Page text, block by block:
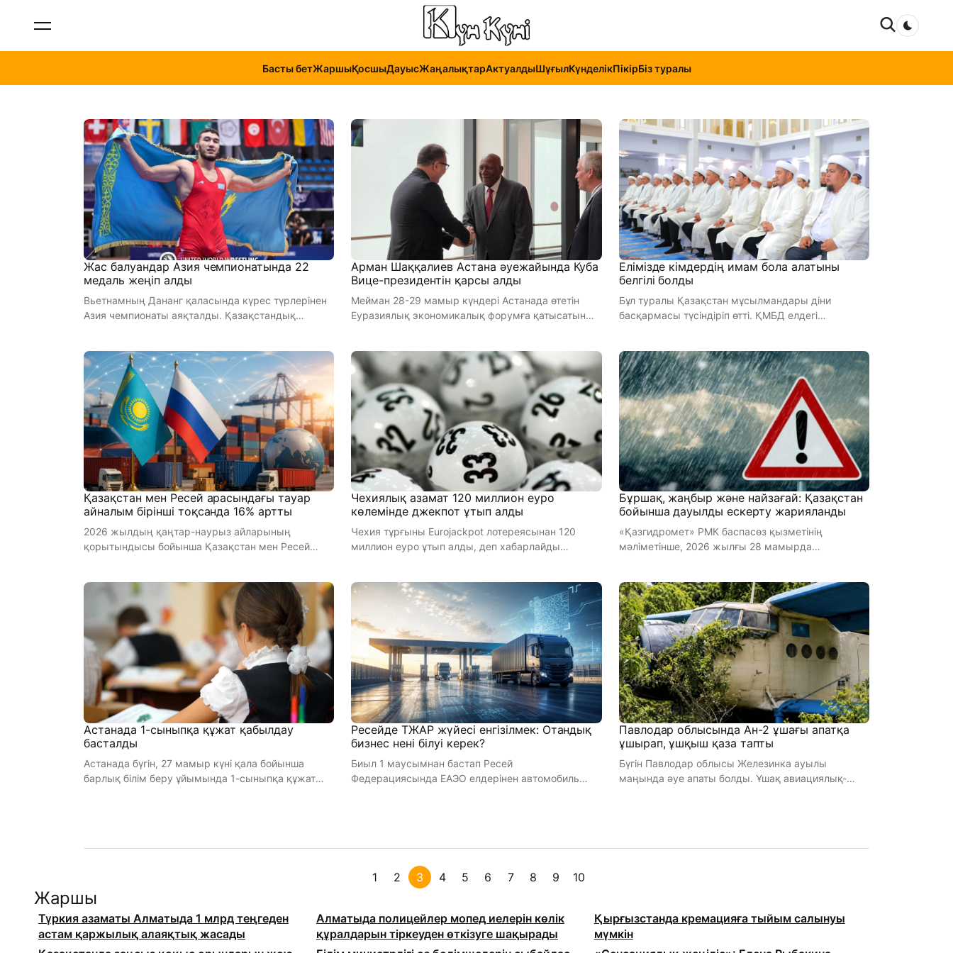
Dark
Басты бетЖаршыҚосшыДауысЖаңалықтарАктуалдыШұғылКүнделікПікірБіз туралы
Жас балуандар Азия чемпионатында 22
медаль жеңіп алды
Вьетнамның Дананг қаласында күрес түрлерінен
Азия чемпионаты аяқталды. Қазақстандық
Арман Шаққалиев Астана әуежайында Куба
Вице-президентін қарсы алды
Мейман 28-29 мамыр күндері Астанада өтетін
Еуразиялық экономикалық форумға қатысатын
Елімізде кімдердің имам бола алатыны
белгілі болды
Бұл туралы Қазақстан мұсылмандары діни
басқармасы түсіндіріп өтті. ҚМБД елдегі
Қазақстан мен Ресей арасындағы тауар
айналым бірінші тоқсанда 16% артты
2026 жылдың қаңтар-наурыз айларының
қорытындысы бойынша Қазақстан мен Ресей
Чехиялық азамат 120 миллион еуро
көлемінде джекпот ұтып алды
Чехия тұрғыны Eurojackpot лотереясынан 120
миллион еуро ұтып алды, деп хабарлайды
Бұршақ, жаңбыр және найзағай: Қазақстан
бойынша дауылды ескерту жарияланды
«Қазгидромет» РМК баспасөз қызметінің
мәліметінше, 2026 жылғы 28 мамырда
Астанада 1-сыныпқа құжат қабылдау
басталды
Астанада бүгін, 27 мамыр күні қала бойынша
барлық білім беру ұйымында 1-сыныпқа құжат
Ресейде ТЖАР жүйесі енгізілмек: Отандық
бизнес нені білуі керек?
Биыл 1 маусымнан бастап Ресей
Федерациясында ЕАЭО елдерінен автомобиль
Павлодар облысында Ан-2 ұшағы апатқа
ұшырап, ұшқыш қаза тапты
Бүгін Павлодар облысы Железинка ауылы
маңында әуе апаты болды. Ұшақ авиациялық-
1 2 3 4 5 6 7 8 9 10
Жаршы
Түркия азаматы Алматыда 1 млрд теңгеден
астам қаржылық алаяқтық жасады
Алматыда полицейлер мопед иелерін көлік
құралдарын тіркеуден өткізуге шақырады
Қырғызстанда кремацияға тыйым салынуы
мүмкін